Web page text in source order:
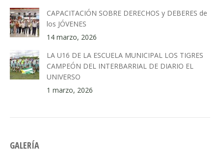
CAPACITACIÓN SOBRE DERECHOS y DEBERES de
los JÓVENES
14 marzo, 2026
LA U16 DE LA ESCUELA MUNICIPAL LOS TIGRES
CAMPEÓN DEL INTERBARRIAL DE DIARIO EL
UNIVERSO
1 marzo, 2026
GALERÍA